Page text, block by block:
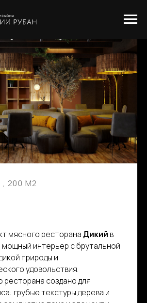
200 М2
мясного ресторана Дикий в
интерьер с брутальной
природы и
удовольствия.
ресторана создано для
грубые текстуры дерева и